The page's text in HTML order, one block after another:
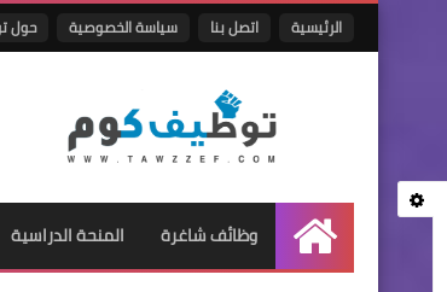
الرئيسية اتصل بنا سياسة الخصوصية حول
الرئيسية
وظائف شاغرة المنحة الدراسية